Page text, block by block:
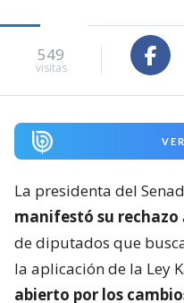
549
visitas
La presidenta del
manifestó su rechazo
de diputados que
la aplicación de la Ley
abierto por los